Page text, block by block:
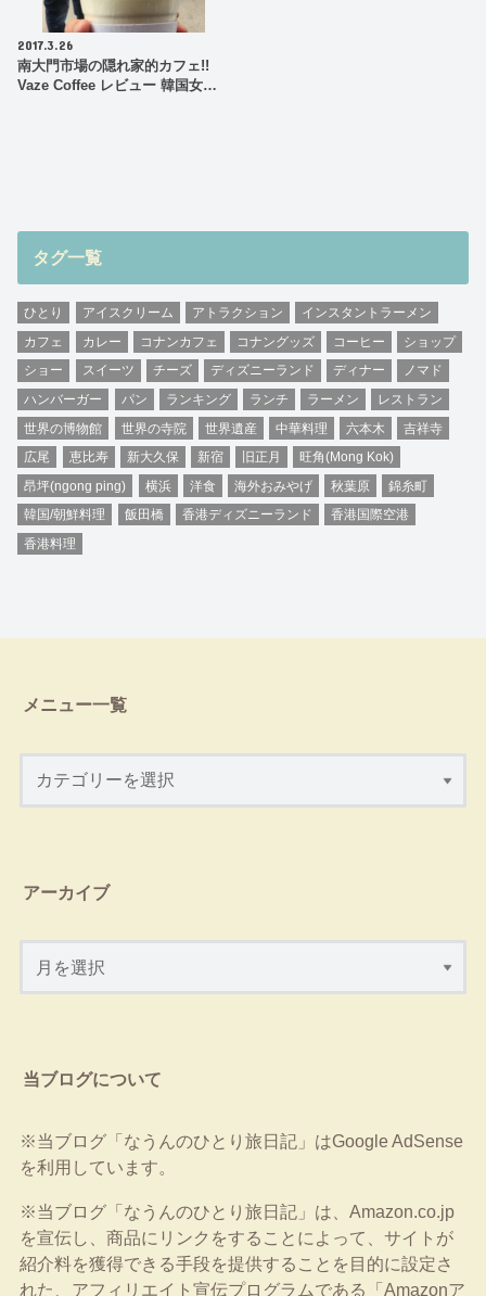
2017.3.26
南大門市場の隠れ家的カフェ!!
Vaze Coffee レビュー 韓国女…
タグ一覧
ひとり アイスクリーム アトラクション
インスタントラーメン
カフェ
カレー コナンカフェ コナングッズ コーヒー
ショップ
ショー
スイーツ チーズ ディズニーランド ディナー
ノマド
ハンバーガー
パン ランキング ランチ ラーメン
レストラン
世界の博物館
世界の寺院 世界遺産 中華料理 六本木
吉祥寺
広尾
恵比寿 新大久保 新宿 旧正月
旺角(Mong Kok)
昂坪(ngong ping)
横浜 洋食 海外おみやげ 秋葉原
錦糸町
韓国/朝鮮料理
飯田橋 香港ディズニーランド
香港国際空港
香港料理
メニュー一覧
アーカイブ
当ブログについて
※当ブログ「なうんのひとり旅日記」はGoogle AdSense
を利用しています。
※当ブログ「なうんのひとり旅日記」は、Amazon.co.jp
を宣伝し、商品にリンクをすることによって、サイトが
紹介料を獲得できる手段を提供することを目的に設定さ
れた、アフィリエイト宣伝プログラムである「Amazonア